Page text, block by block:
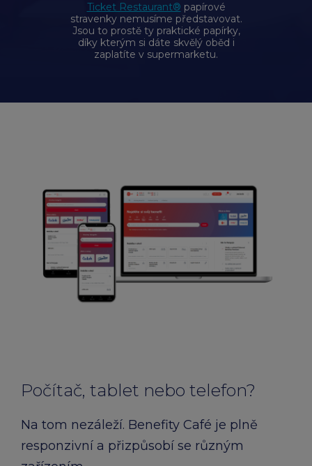
Ticket Restaurant® papírové
stravenky nemusíme představovat.
Jsou to prostě ty praktické papírky,
díky kterým si dáte skvělý oběd i
zaplatíte v supermarketu.
Počítač, tablet nebo telefon?
Na tom nezáleží. Benefity Café je plně
responzivní a přizpůsobí se různým